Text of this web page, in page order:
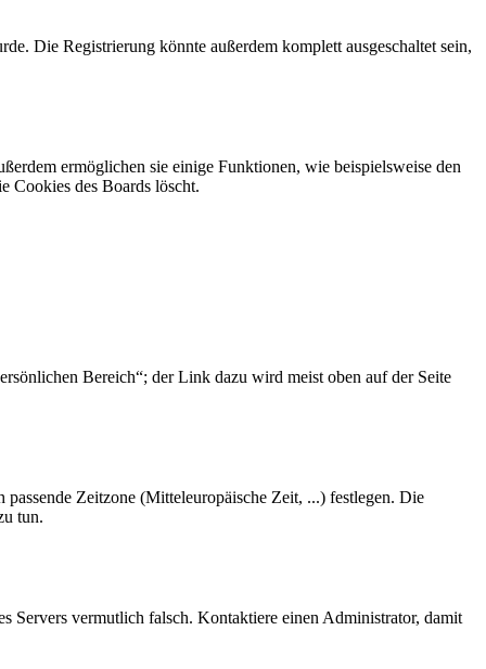
Die Registrierung könnte außerdem komplett ausgeschaltet sein,
ermöglichen sie einige Funktionen, wie beispielsweise den
Cookies des Boards löscht.
Bereich“; der Link dazu wird meist oben auf der Seite
Zeitzone (Mitteleuropäische Zeit, ...) festlegen. Die
tun.
Servers vermutlich falsch. Kontaktiere einen Administrator, damit